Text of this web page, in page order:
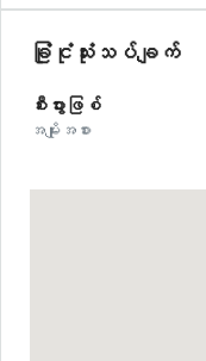
ခြုံငုံသုံးသပ်ချက်
စီးပွားဖြစ်
အမျိုးအစား